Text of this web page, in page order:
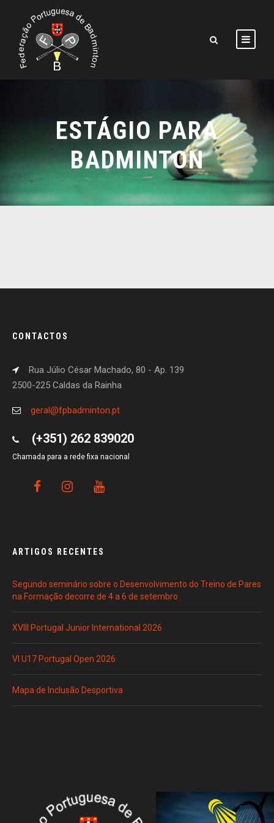
ESTÁGIO PARA
BADMINTON
CONTACTOS
Rua Júlio César Machado, 80 - Ap. 139
2500-225 Caldas da Rainha
geral@fpbadminton.pt
(+351) 262 839020
Chamada para a rede fixa nacional
ARTIGOS RECENTES
Segundo seminário sobre o Desenvolvimento do Treino de Pares
na Formação decorre de 4 a 6 de setembro
XVIII Portugal Junior International 2026
VI U17 Portugal Open 2026
Mapa de Inclusão Desportiva